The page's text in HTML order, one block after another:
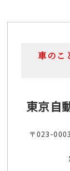
車のこ
東京自
〒023-